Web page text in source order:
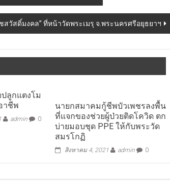
วัสดิ์มงคล” ที่หน้าวัดพระเมรุ จ.พระนครศรีอยุธยาฯ
ปลูกแตงโม
าชีพ
admin 0
นายกสมาคมกู้ชีพบัวเพชรลงพื้น
ที่แจกของช่วยผู้ป่วยติดโควิด ตก
บ่ายมอบชุด PPE ให้กับพระวัด
สมรโกฏิ
สิงหาคม 4, 2021 admin 0